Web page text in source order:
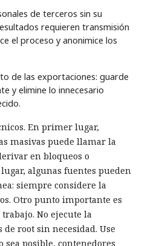
de terceros sin su
requieren transmisión
el proceso y anonimice los
de las exportaciones: guarde
y elimine lo innecesario
En primer lugar,
masivas puede llamar la
en bloqueos o
algunas fuentes pueden
siempre considere la
Otro punto importante es
No ejecute la
root sin necesidad. Use
posible, contenedores